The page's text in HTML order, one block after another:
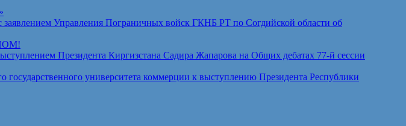
Управления Пограничных войск ГКНБ РТ по Согдийской области об
Президента Киргизстана Садира Жапарова на Общих дебатах 77-й сессии
университета коммерции к выступлению Президента Республики